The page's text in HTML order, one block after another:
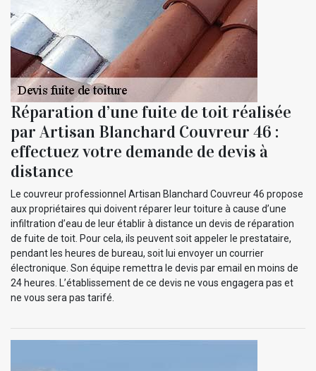
Réparation d’une fuite de toit réalisée
par Artisan Blanchard Couvreur 46 :
effectuez votre demande de devis à
distance
Le couvreur professionnel Artisan Blanchard Couvreur 46 propose
aux propriétaires qui doivent réparer leur toiture à cause d’une
infiltration d’eau de leur établir à distance un devis de réparation
de fuite de toit. Pour cela, ils peuvent soit appeler le prestataire,
pendant les heures de bureau, soit lui envoyer un courrier
électronique. Son équipe remettra le devis par email en moins de
24 heures. L’établissement de ce devis ne vous engagera pas et
ne vous sera pas tarifé.